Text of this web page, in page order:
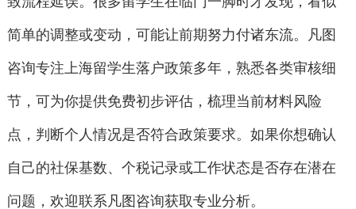
简单的调整或变动，可能让前期努力付诸东流。凡图
咨询专注上海留学生落户政策多年，熟悉各类审核细
节，可为你提供免费初步评估，梳理当前材料风险
点，判断个人情况是否符合政策要求。如果你想确认
自己的社保基数、个税记录或工作状态是否存在潜在
问题，欢迎联系凡图咨询获取专业分析。